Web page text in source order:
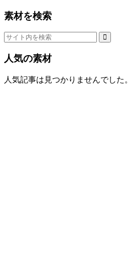
素材を検索
人気の素材
人気記事は見つかりませんでした。